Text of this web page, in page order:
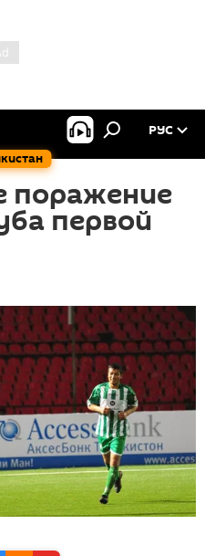
РУС
поражение
первой